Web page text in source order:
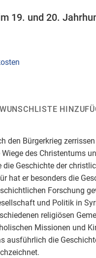
19. und 20.
den Bürgerkrieg
des Christentums
Geschichte der
hat er besonders die
Forschung
und Politik in
religiösen
Missionen und
ausführlich die